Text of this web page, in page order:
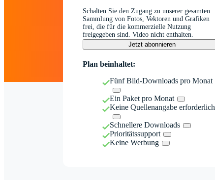
Schalten Sie den Zugang zu unserer gesamten
Sammlung von Fotos, Vektoren und Grafiken
frei, die für die kommerzielle Nutzung
freigegeben sind. Video nicht enthalten.
Jetzt abonnieren
Plan beinhaltet:
Fünf Bild-Downloads pro Monat
Ein Paket pro Monat
Keine Quellenangabe erforderlich
Schnellere Downloads
Prioritätssupport
Keine Werbung